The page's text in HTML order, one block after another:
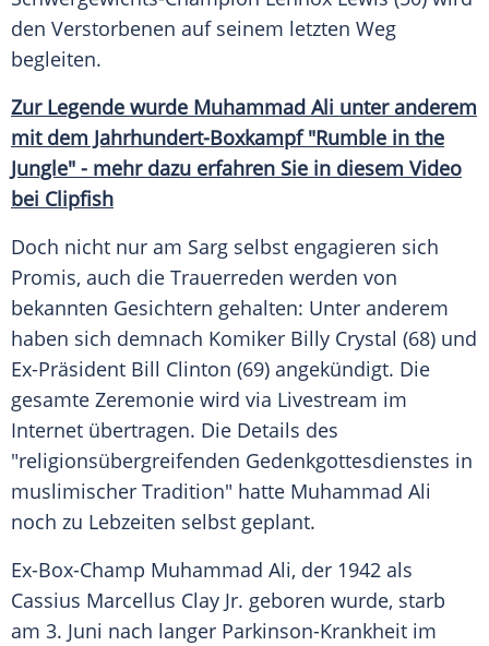
den Verstorbenen auf seinem letzten Weg
begleiten.
Zur Legende wurde Muhammad Ali unter anderem
mit dem Jahrhundert-Boxkampf "Rumble in the
Jungle" - mehr dazu erfahren Sie in diesem Video
bei Clipfish
Doch nicht nur am Sarg selbst engagieren sich
Promis, auch die Trauerreden werden von
bekannten Gesichtern gehalten: Unter anderem
haben sich demnach Komiker Billy Crystal (68) und
Ex-Präsident Bill Clinton (69) angekündigt. Die
gesamte Zeremonie wird via Livestream im
Internet übertragen. Die Details des
"religionsübergreifenden Gedenkgottesdienstes in
muslimischer Tradition" hatte Muhammad Ali
noch zu Lebzeiten selbst geplant.
Ex-Box-Champ Muhammad Ali, der 1942 als
Cassius Marcellus Clay Jr. geboren wurde, starb
am 3. Juni nach langer Parkinson-Krankheit im